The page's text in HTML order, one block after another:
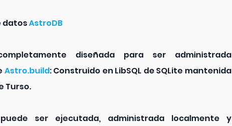
datos AstroDB
diseñada para ser administrada
Astro.build: Construido en LibSQL de SQLite mantenida
Turso.
ser ejecutada, administrada localmente y